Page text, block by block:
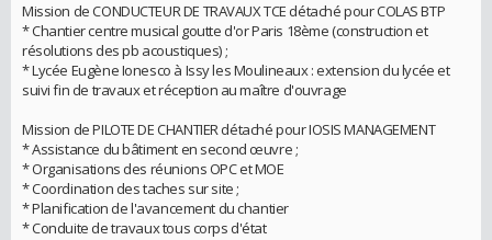
Mission de CONDUCTEUR DE TRAVAUX TCE détaché pour COLAS BTP
* Chantier centre musical goutte d'or Paris 18ème (construction et
résolutions des pb acoustiques) ;
* Lycée Eugène Ionesco à Issy les Moulineaux : extension du lycée et
suivi fin de travaux et réception au maître d'ouvrage
Mission de PILOTE DE CHANTIER détaché pour IOSIS MANAGEMENT
* Assistance du bâtiment en second œuvre ;
* Organisations des réunions OPC et MOE
* Coordination des taches sur site ;
* Planification de l'avancement du chantier
* Conduite de travaux tous corps d'état